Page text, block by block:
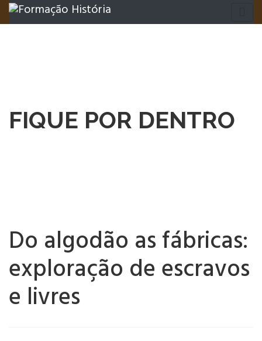
FIQUE POR DENTRO
Do algodão as fábricas:
exploração de escravos
e livres